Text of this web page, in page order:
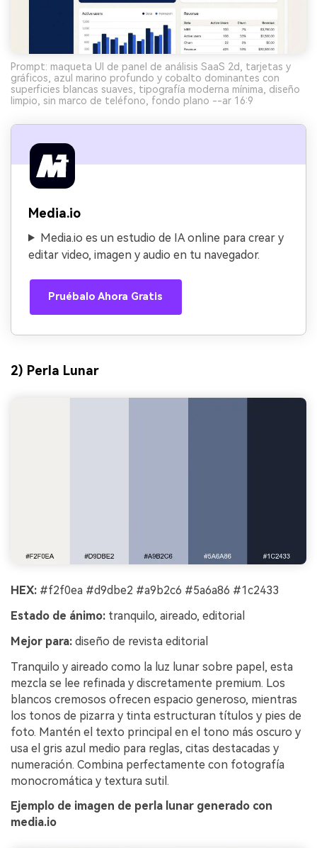
Prompt: maqueta UI de panel de análisis SaaS 2d, tarjetas y
gráficos, azul marino profundo y cobalto dominantes con
superficies blancas suaves, tipografía moderna mínima, diseño
limpio, sin marco de teléfono, fondo plano --ar 16:9
Media.io
Media.io es un estudio de IA online para crear y
editar video, imagen y audio en tu navegador.
Pruébalo Ahora Gratis
2) Perla Lunar
HEX: #f2f0ea #d9dbe2 #a9b2c6 #5a6a86 #1c2433
Estado de ánimo: tranquilo, aireado, editorial
Mejor para: diseño de revista editorial
Tranquilo y aireado como la luz lunar sobre papel, esta
mezcla se lee refinada y discretamente premium. Los
blancos cremosos ofrecen espacio generoso, mientras
los tonos de pizarra y tinta estructuran títulos y pies de
foto. Mantén el texto principal en el tono más oscuro y
usa el gris azul medio para reglas, citas destacadas y
numeración. Combina perfectamente con fotografía
monocromática y textura sutil.
Ejemplo de imagen de perla lunar generado con
media.io